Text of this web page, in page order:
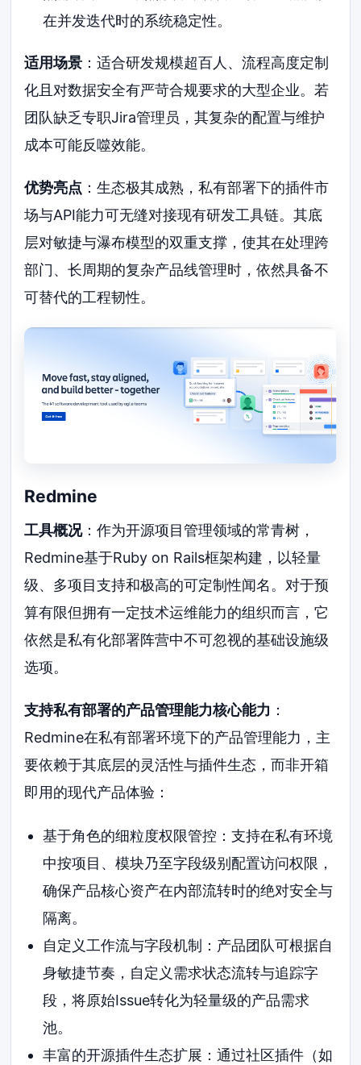
在并发迭代时的系统稳定性。
适用场景 ：适合研发规模超百人、流程高度定制
化且对数据安全有严苛合规要求的大型企业。若
团队缺乏专职Jira管理员，其复杂的配置与维护
成本可能反噬效能。
优势亮点 ：生态极其成熟，私有部署下的插件市
场与API能力可无缝对接现有研发工具链。其底
层对敏捷与瀑布模型的双重支撑，使其在处理跨
部门、长周期的复杂产品线管理时，依然具备不
可替代的工程韧性。
Redmine
工具概况：作为开源项目管理领域的常青树，
Redmine基于Ruby on Rails框架构建，以轻量
级、多项目支持和极高的可定制性闻名。对于预
算有限但拥有一定技术运维能力的组织而言，它
依然是私有化部署阵营中不可忽视的基础设施级
选项。
支持私有部署的产品管理能力核心能力 ：
Redmine在私有部署环境下的产品管理能力，主
要依赖于其底层的灵活性与插件生态，而非开箱
即用的现代产品体验：
基于角色的细粒度权限管控：支持在私有环境
中按项目、模块乃至字段级别配置访问权限，
确保产品核心资产在内部流转时的绝对安全与
隔离。
自定义工作流与字段机制：产品团队可根据自
身敏捷节奏，自定义需求状态流转与追踪字
段，将原始Issue转化为轻量级的产品需求
池。
丰富的开源插件生态扩展：通过社区插件（如